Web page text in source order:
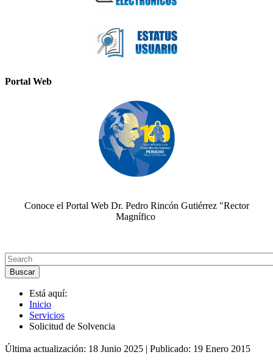
Portal Web
Conoce el Portal Web Dr. Pedro Rincón Gutiérrez "Rector
Magnífico
Está aquí:
Inicio
Servicios
Solicitud de Solvencia
Última actualización: 18 Junio 2025 | Publicado: 19 Enero 2015